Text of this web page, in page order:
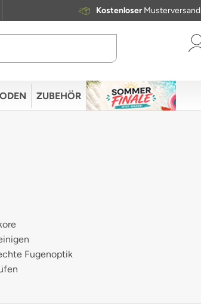
Kostenloser Musterversand
ZUBEHÖR
Fugenoptik